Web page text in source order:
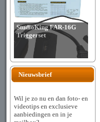
StudioKing FAR-16G
Triggerset
Nieuwsbrief
Wil je zo nu en dan foto- en
videotips en exclusieve
aanbiedingen en in je